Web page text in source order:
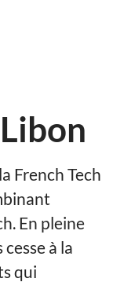
French Tech
En pleine
à la
qui